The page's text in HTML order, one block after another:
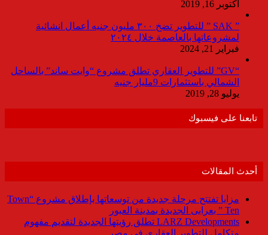
أكتوبر 16, 2019
” SAK ” للتطوير تضخ ٣٠٠ مليون جنيه أعمال انشائية
لمشروعاتها بالعاصمة خلال ٢٠٢٤
فبراير 21, 2024
“GV” للتطوير العقاري تطلق مشروع “وايت ساند” بالساحل
الشمالي باستثمارات 9مليار جنيه
يوليو 28, 2019
تابعنا على فيسبوك
أحدث المقالات
مزايا تفتتح مرحلة جديدة من توسعاتها بإطلاق مشروع “Town
Ten ” بعرابى الجديدة بمدينة العبور
LARZ Developments تطلق رؤيتها الجديدة لتقديم مفهوم